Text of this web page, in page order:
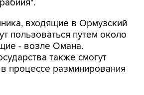
входящие в Ормузский
пользоваться путем около
- возле Омана.
также смогут
в процессе разминирования